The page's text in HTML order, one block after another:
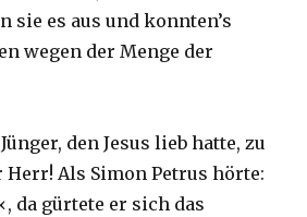
sie es aus und konnten’s
wegen der Menge der
den Jesus lieb hatte, zu
Herr! Als Simon Petrus hörte:
da gürtete er sich das